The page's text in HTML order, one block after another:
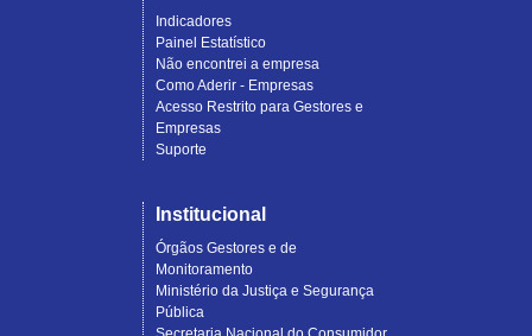
Indicadores
Painel Estatístico
Não encontrei a empresa
Como Aderir - Empresas
Acesso Restrito para Gestores e
Empresas
Suporte
Institucional
Órgãos Gestores e de
Monitoramento
Ministério da Justiça e Segurança
Pública